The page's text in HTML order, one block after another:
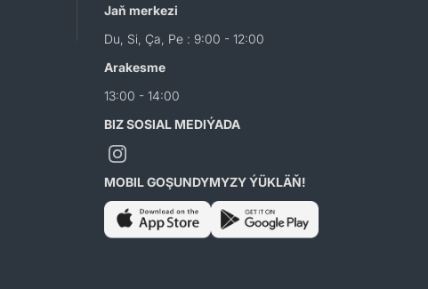
Jaň merkezi
Du, Si, Ça, Pe : 9:00 - 12:00
Arakesme
13:00 - 14:00
BIZ SOSIAL MEDIÝADA
MOBIL GOŞUNDYMYZY ÝÜKLÄŇ!